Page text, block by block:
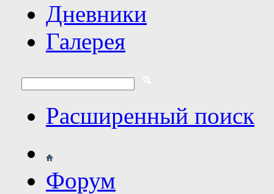
Дневники
Галерея
Расширенный поиск
Форум